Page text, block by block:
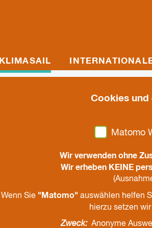
KLIMASAIL
21. August 2020
KlimaSail
schon an
Jantje, 16.08. -
Cookies und
Matomo
Wir verwenden ohne
Wir erheben KEINE
Wenn Sie "Matomo" auswählen helfen
hierzu setzen wir
Zweck: Anonyme